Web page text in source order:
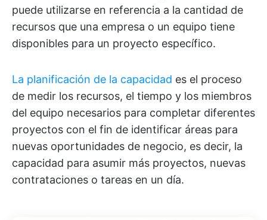
puede utilizarse en referencia a la cantidad de
recursos que una empresa o un equipo tiene
disponibles para un proyecto específico.
La planificación de la capacidad es el proceso
de medir los recursos, el tiempo y los miembros
del equipo necesarios para completar diferentes
proyectos con el fin de identificar áreas para
nuevas oportunidades de negocio, es decir, la
capacidad para asumir más proyectos, nuevas
contrataciones o tareas en un día.